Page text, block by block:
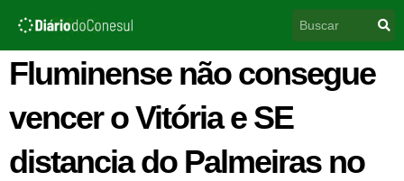
para
conteúdo
Fluminense não consegue
vencer o Vitória e SE
distancia do Palmeiras no